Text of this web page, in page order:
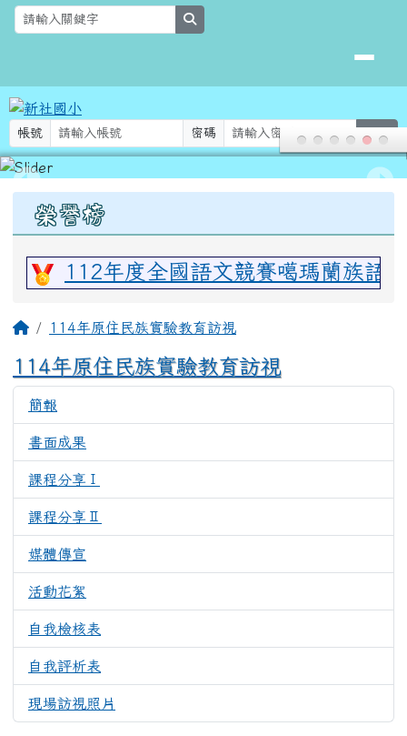
跳至主內容區
新社國小
帳號 密碼 登入
上中區域內容
榮譽榜
112年度全國語文競賽噶瑪蘭族語
主內容區域
回首頁114年原住民族實驗教育訪視
114年原住民族實驗教育訪視
簡報
書面成果
課程分享Ⅰ
課程分享Ⅱ
媒體傳宣
活動花絮
自我檢核表
自我評析表
現場訪視照片
頁尾區域